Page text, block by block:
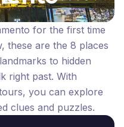
for the first time
these are the 8 places
to hidden
right past. With
you can explore
clues and puzzles.